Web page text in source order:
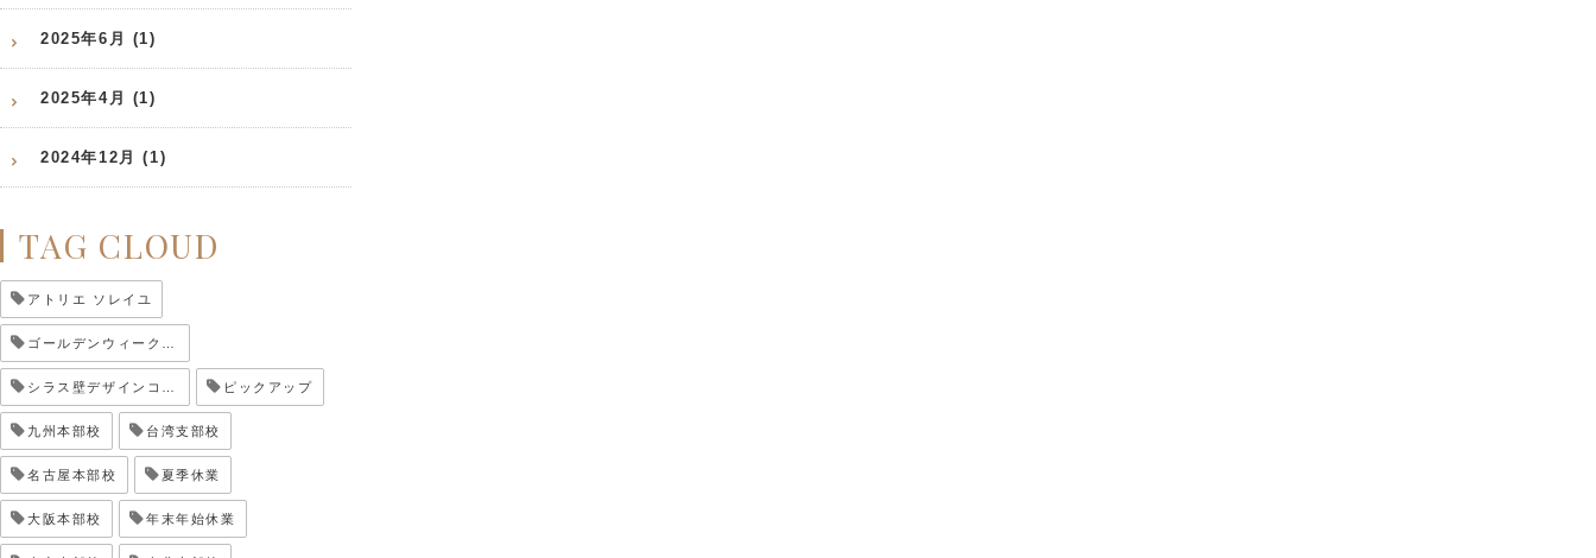
2025年6月 (1)
2025年4月 (1)
2024年12月 (1)
TAG CLOUD
アトリエ ソレイユ
ゴールデンウィーク休業
シラス壁デザインコンテスト ピックアップ
九州本部校 台湾支部校
名古屋本部校 夏季休業
大阪本部校 年末年始休業